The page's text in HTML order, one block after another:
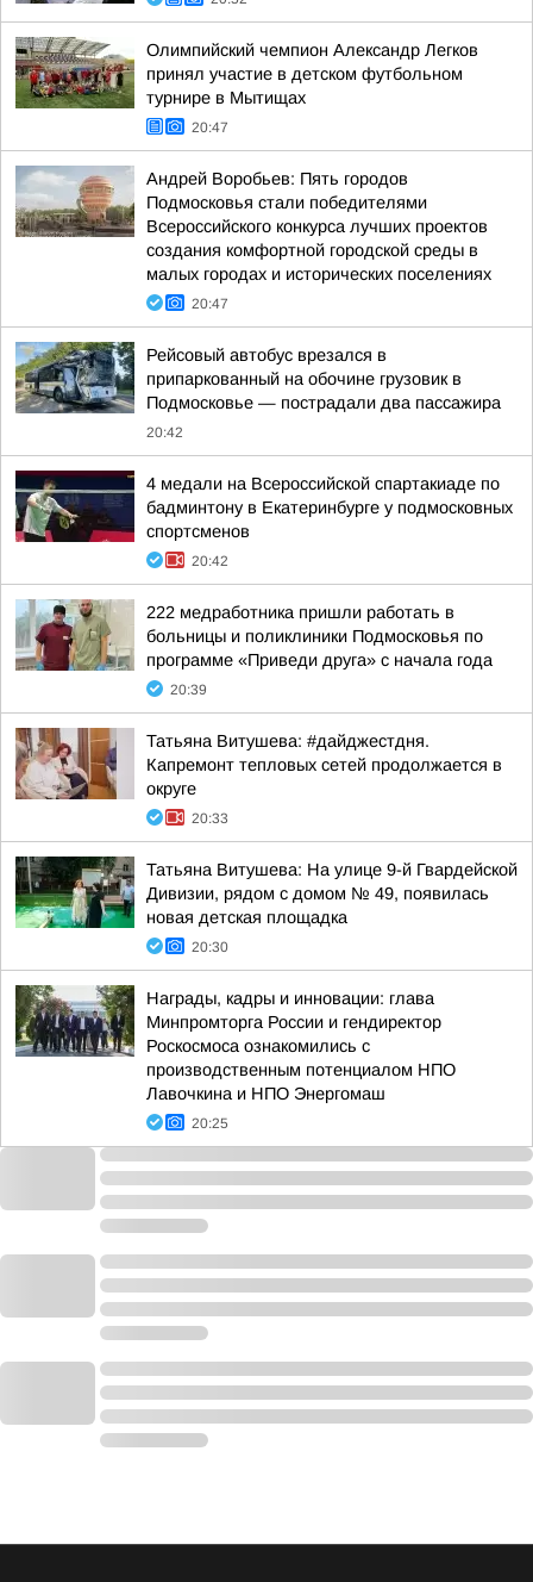
Олимпийский чемпион Александр Легков
принял участие в детском футбольном
турнире в Мытищах
20:47
Андрей Воробьев: Пять городов
Подмосковья стали победителями
Всероссийского конкурса лучших проектов
создания комфортной городской среды в
малых городах и исторических поселениях
20:47
Рейсовый автобус врезался в
припаркованный на обочине грузовик в
Подмосковье — пострадали два пассажира
20:42
4 медали на Всероссийской спартакиаде по
бадминтону в Екатеринбурге у подмосковных
спортсменов
20:42
222 медработника пришли работать в
больницы и поликлиники Подмосковья по
программе «Приведи друга» с начала года
20:39
Татьяна Витушева: #дайджестдня.
Капремонт тепловых сетей продолжается в
округе
20:33
Татьяна Витушева: На улице 9-й Гвардейской
Дивизии, рядом с домом № 49, появилась
новая детская площадка
20:30
Награды, кадры и инновации: глава
Минпромторга России и гендиректор
Роскосмоса ознакомились с
производственным потенциалом НПО
Лавочкина и НПО Энергомаш
20:25